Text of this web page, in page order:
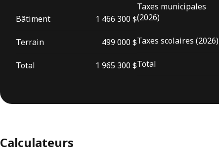
Bâtiment 1 466 300 $
Terrain 499 000 $
Total 1 965 300 $
Taxes municipales
(2026)
Taxes scolaires (2026)
Total
Calculateurs